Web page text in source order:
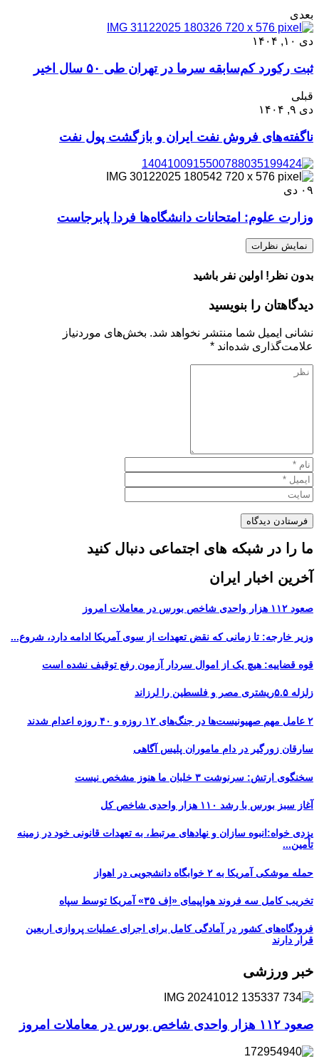
بعدی
دی ۱۰, ۱۴۰۴
ثبت رکورد کم‌سابقه سرما در تهران طی ۵۰ سال اخیر
قبلی
دی ۹, ۱۴۰۴
ناگفته‌های فروش نفت ایران و بازگشت پول نفت
۰۹ دی
وزارت علوم: امتحانات دانشگاه‌ها فردا پابرجاست
نمایش نظرات
بدون نظر! اولین نفر باشید
دیدگاهتان را بنویسید
نشانی ایمیل شما منتشر نخواهد شد. بخش‌های موردنیاز
علامت‌گذاری شده‌اند *
ما را در شبکه های اجتماعی دنبال کنید
آخرین اخبار ایران
صعود ۱۱۲ هزار واحدی شاخص بورس در معاملات امروز
وزیر خارجه: تا زمانی که نقض تعهدات از سوی آمریکا ادامه دارد، شروع...
قوه قضاییه: هیچ یک از اموال سردار آزمون رفع توقیف نشده است
زلزله ۵.۵ریشتری مصر و فلسطین را لرزاند
۲ عامل مهم صهیونیست‌ها در جنگ‌های ۱۲ روزه و ۴۰ روزه اعدام شدند
سارقان زورگیر در دام ماموران پلیس آگاهی
سخنگوی ارتش: سرنوشت ۳ خلبان ما هنوز مشخص نیست
آغاز سبز بورس با رشد ۱۱۰ هزار واحدی شاخص کل
یزدی خواه:انبوه سازان و نهادهای مرتبط، به تعهدات قانونی خود در زمینه
تأمین...
حمله موشکی آمریکا به ۲ خوابگاه دانشجویی در اهواز
تخریب کامل سه فروند هواپیمای «اِف ۳۵» آمریکا توسط سپاه
فرودگاه‌های کشور در آمادگی کامل برای اجرای عملیات پروازی اربعین
قرار دارند
خبر ورزشی
صعود ۱۱۲ هزار واحدی شاخص بورس در معاملات امروز